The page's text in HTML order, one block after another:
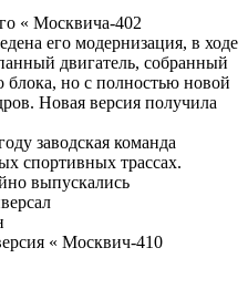
« Москвича-402
его модернизация, в ходе
двигатель, собранный
блока, но с полностью новой
Новая версия получила
заводская команда
спортивных трассах.
выпускались
« Москвич-410